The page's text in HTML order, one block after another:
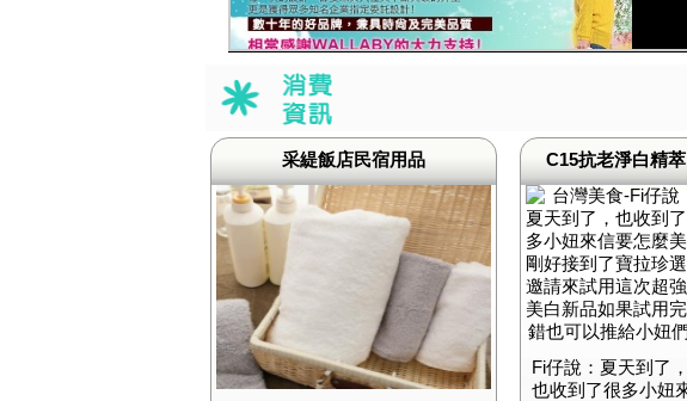
采緹飯店民宿用品 C15抗老淨白精萃
Fi仔說：夏天到了，
也收到了很多小妞